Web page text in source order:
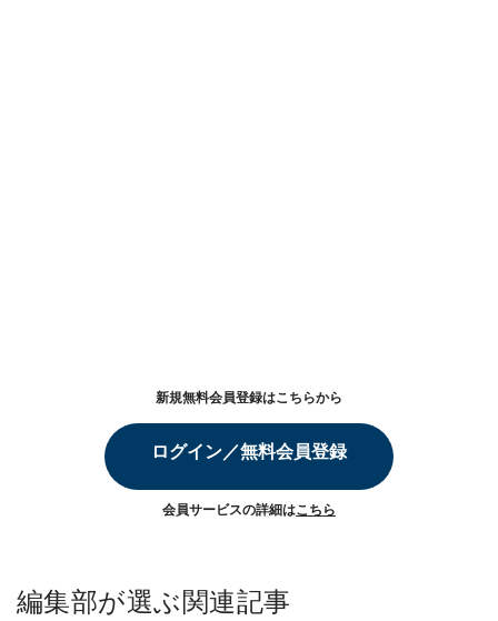
新規無料会員登録はこちらから
ログイン／無料会員登録
会員サービスの詳細はこちら
編集部が選ぶ関連記事